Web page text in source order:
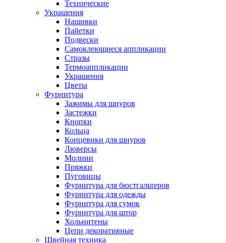
Технические
Украшения
Нашивки
Пайетки
Подвески
Самоклеющиеся аппликации
Стразы
Термоаппликации
Украшения
Цветы
Фурнитура
Зажимы для шнуров
Застежки
Кнопки
Кольца
Концевики для шнуров
Люверсы
Молнии
Пряжки
Пуговицы
Фурнитура для бюстгальтеров
Фурнитура для одежды
Фурнитура для сумок
Фурнитура для штор
Хольнитены
Цепи декоративные
Швейная техника